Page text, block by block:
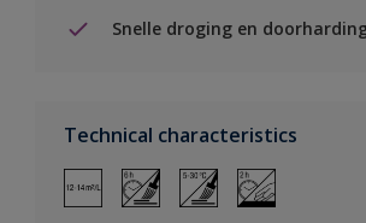
Snelle droging en
Technical characteristics